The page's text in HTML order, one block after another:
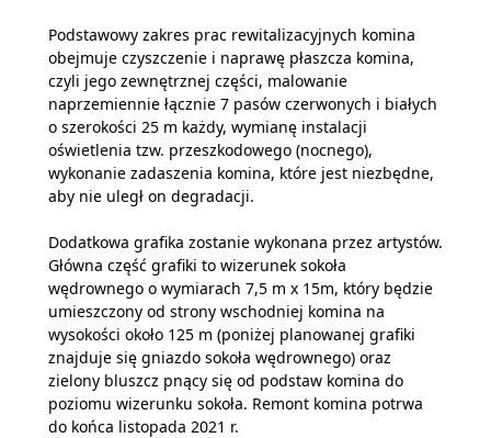
Podstawowy zakres prac rewitalizacyjnych komina
obejmuje czyszczenie i naprawę płaszcza komina,
czyli jego zewnętrznej części, malowanie
naprzemiennie łącznie 7 pasów czerwonych i białych
o szerokości 25 m każdy, wymianę instalacji
oświetlenia tzw. przeszkodowego (nocnego),
wykonanie zadaszenia komina, które jest niezbędne,
aby nie uległ on degradacji.
Dodatkowa grafika zostanie wykonana przez artystów.
Główna część grafiki to wizerunek sokoła
wędrownego o wymiarach 7,5 m x 15m, który będzie
umieszczony od strony wschodniej komina na
wysokości około 125 m (poniżej planowanej grafiki
znajduje się gniazdo sokoła wędrownego) oraz
zielony bluszcz pnący się od podstaw komina do
poziomu wizerunku sokoła. Remont komina potrwa
do końca listopada 2021 r.